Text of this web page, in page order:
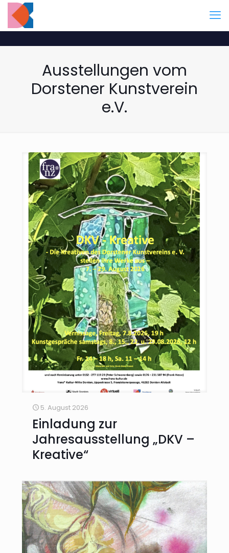
Ausstellungen vom
Dorstener Kunstverein
e.V.
5. August 2026
Einladung zur
Jahresausstellung „DKV –
Kreative“